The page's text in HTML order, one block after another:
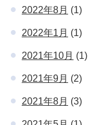
2022年8月 (1)
2022年1月 (1)
2021年10月 (1)
2021年9月 (2)
2021年8月 (3)